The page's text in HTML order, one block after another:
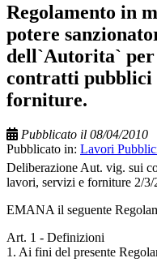
Regolamento in
potere
dell`Autorita`
contratti pubblici
forniture.
Pubblicato il 08/04/2010
Pubblicato in: Lavori
Deliberazione Aut. vig. sui
lavori, servizi e forniture 2/
EMANA il seguente
Art. 1 - Definizioni
1. Ai fini del presente